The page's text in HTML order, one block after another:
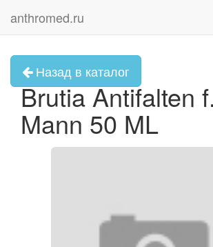
anthromed.ru
Назад в каталог
Brutia Antifalten
Mann 50 ML